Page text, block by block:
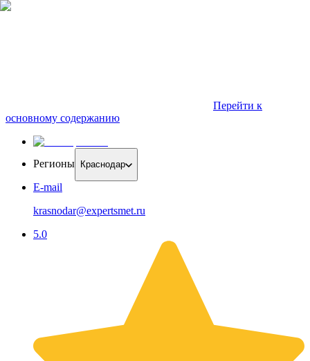
Перейти к
основному содержанию
Регионы Краснодар
E-mail
krasnodar@expertsmet.ru
5.0